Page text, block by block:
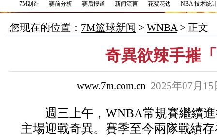
7M制造 赛前分析 赛后报道 新闻流言 花絮花边 NBA 技术统计
您现在的位置： 7M篮球新闻 > WNBA> 正文
奇異欲辣手摧
www.7m.com.cn 2025年07月
週三上午，WNBA常規賽繼續進
主場迎戰奇異。賽季至今兩隊戰績